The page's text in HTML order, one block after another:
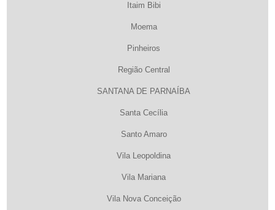
Itaim Bibi
Moema
Pinheiros
Região Central
SANTANA DE PARNAÍBA
Santa Cecília
Santo Amaro
Vila Leopoldina
Vila Mariana
Vila Nova Conceição